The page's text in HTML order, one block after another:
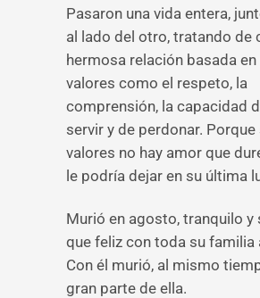
Pasaron una vida entera,
al lado del otro, tratando de
hermosa relación basada
valores como el respeto, la
comprensión, la capacidad
servir y de perdonar.
valores no hay amor que
le podría dejar en su última
Murió en agosto, tranquilo y
que feliz con toda su familia
Con él murió, al mismo
gran parte de ella.